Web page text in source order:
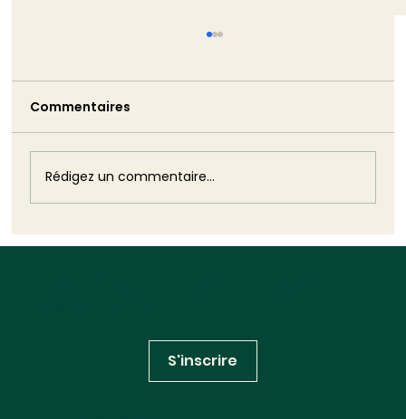
Avocats dans 4 de ses domaines
Pour son édition 2024 Best Lawyers
distingue pas moins de six des avocats du
cabinet Huglo Lepage Avocats en droit de
l’environnement,...
Commentaires
Rédigez un commentaire...
S'inscrire